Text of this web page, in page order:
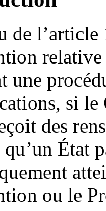
de
une
si le
des
État
ou le